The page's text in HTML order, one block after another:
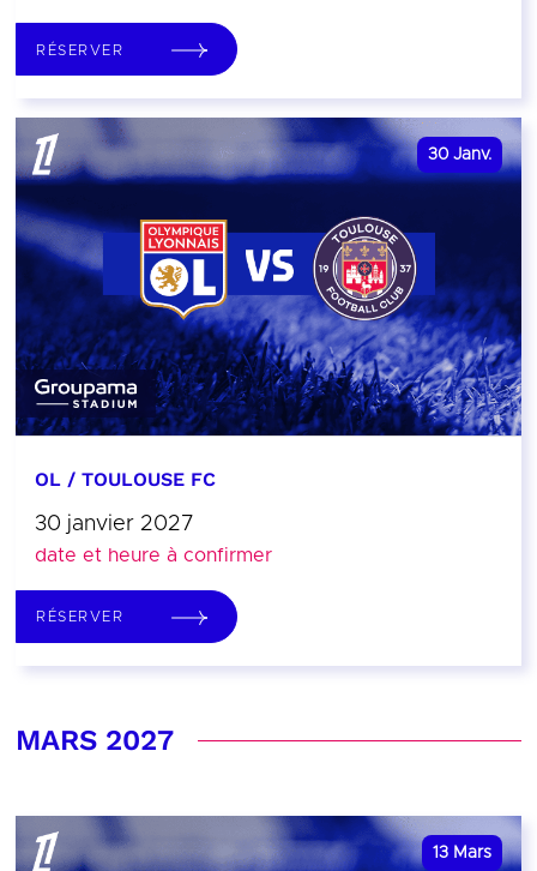
RÉSERVER
30 Janv.
OL / TOULOUSE FC
30 janvier 2027
date et heure à confirmer
RÉSERVER
MARS 2027
13 Mars